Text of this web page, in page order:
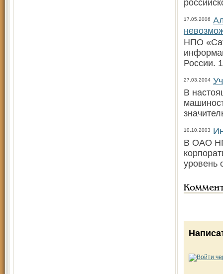
17.05.2006
НПО
России.
27.03.2004
В
10.10.2003
В ОАО
уровень